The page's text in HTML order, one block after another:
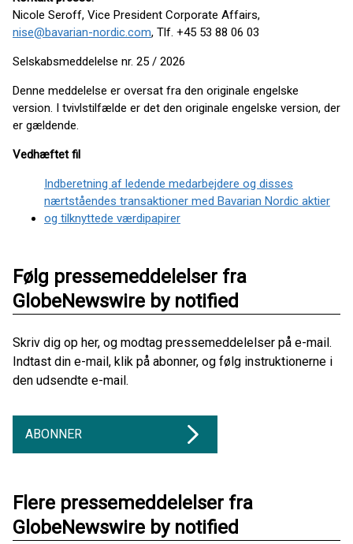
Nicole Seroff, Vice President Corporate Affairs,
nise@bavarian-nordic.com, Tlf. +45 53 88 06 03
Selskabsmeddelelse nr. 25 / 2026
Denne meddelelse er oversat fra den originale engelske
version. I tvivlstilfælde er det den originale engelske version, der
er gældende.
Vedhæftet fil
Indberetning af ledende medarbejdere og disses
nærtståendes transaktioner med Bavarian Nordic aktier
og tilknyttede værdipapirer
Følg pressemeddelelser fra
GlobeNewswire by notified
Skriv dig op her, og modtag pressemeddelelser på e-mail.
Indtast din e-mail, klik på abonner, og følg instruktionerne i
den udsendte e-mail.
ABONNER
Flere pressemeddelelser fra
GlobeNewswire by notified